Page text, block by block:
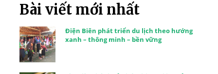
Bài viết mới nhất
Điện Biên phát triển du lịch theo hướng
xanh – thông minh – bền vững